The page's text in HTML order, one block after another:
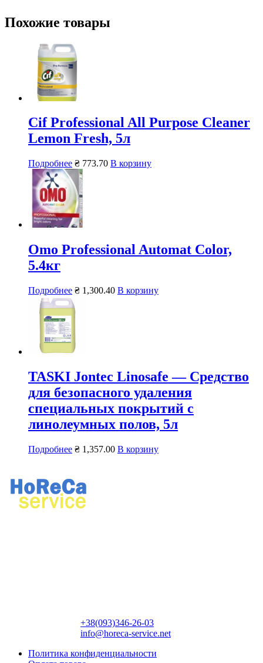
Похожие товары
Cif Professional All Purpose Cleaner
Lemon Fresh, 5л
Подробнее ₴ 773.70 В корзину
Omo Professional Automat Color,
5.4кг
Подробнее ₴ 1,300.40 В корзину
TASKI Jontec Linosafe — Средство
для безопасного удаления
специальных покрытий с
линолеумных полов, 5л
Подробнее ₴ 1,357.00 В корзину
+38(093)346-26-03
info@horeca-service.net
Политика конфиденциальности